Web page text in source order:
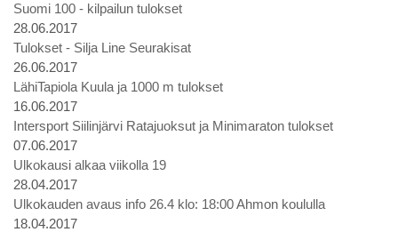
Suomi 100 - kilpailun tulokset
28.06.2017
Tulokset - Silja Line Seurakisat
26.06.2017
LähiTapiola Kuula ja 1000 m tulokset
16.06.2017
Intersport Siilinjärvi Ratajuoksut ja Minimaraton tulokset
07.06.2017
Ulkokausi alkaa viikolla 19
28.04.2017
Ulkokauden avaus info 26.4 klo: 18:00 Ahmon koululla
18.04.2017